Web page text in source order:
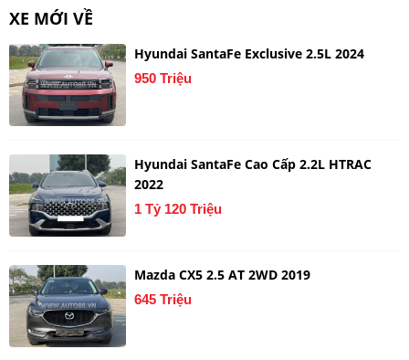
XE MỚI VỀ
Hyundai SantaFe Exclusive 2.5L 2024
950 Triệu
Hyundai SantaFe Cao Cấp 2.2L HTRAC
2022
1 Tỷ 120 Triệu
Mazda CX5 2.5 AT 2WD 2019
645 Triệu